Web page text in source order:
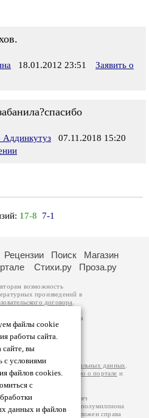
18.01.2012 23:51
Заявить о
07.11.2018 15:20
17-8 7-1
файлы cookie
работы сайта.
сайте, вы
с условиями
файлов cookies.
с
данных и файлов
Рецензии Поиск
Магазин
Стихи.ру Проза.ру
возможность
произведений в
договора
принадлежат авторам
произведений возможна
вы можете
Ответственность за
самостоятельно на
обработки персональных данных
подробнуюинформацию о портале и
– порядка 100 тысяч
просматривают более полумиллиона
который расположен справа